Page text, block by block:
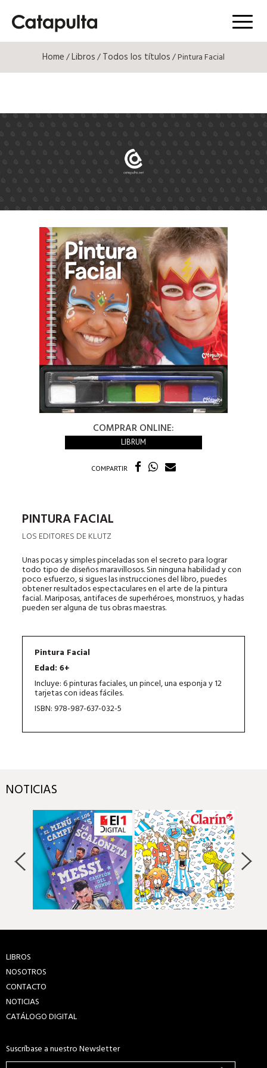
Menú
Home/Libros/Todos los títulos/ Pintura Facial
COMPRAR ONLINE:
LIBRUM
COMPARTIR
PINTURA FACIAL
LOS EDITORES DE KLUTZ
Unas pocas y simples pinceladas son el secreto para lograr
todo tipo de diseños maravillosos. Sin ninguna habilidad y con
poco esfuerzo, si sigues las instrucciones del libro, puedes
obtener resultados espectaculares en el arte de la pintura
facial. Mariposas, antifaces de superhéroes, monstruos, y hadas
pueden ser alguna de tus obras maestras.
Pintura Facial
Edad: 6+
Incluye: 6 pinturas faciales, un pincel, una esponja y 12
tarjetas con ideas fáciles.
ISBN: 978-987-637-032-5
NOTICIAS
LIBROS
NOSOTROS
CONTACTO
NOTICIAS
CATÁLOGO DIGITAL
Suscríbase a nuestro Newsletter